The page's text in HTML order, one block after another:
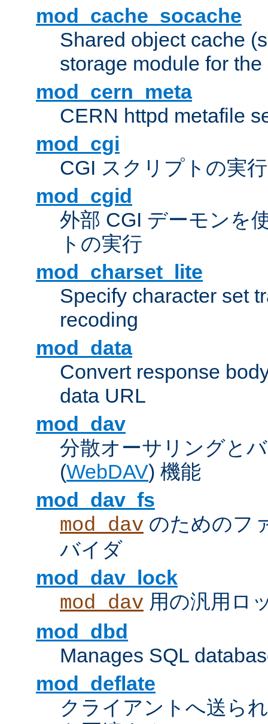
mod_cache_socache
Shared object cache
storage module for
mod_cern_meta
CERN httpd metafile
mod_cgi
CGI スクリプトの実行
mod_cgid
外部 CGI デーモンを
トの実行
mod_charset_lite
Specify character set
recoding
mod_data
Convert response
data URL
mod_dav
分散オーサリングと
(WebDAV) 機能
mod_dav_fs
mod_dav のためのフ
バイダ
mod_dav_lock
mod_dav 用の汎用ロ
mod_dbd
Manages SQL
mod_deflate
クライアントへ送ら